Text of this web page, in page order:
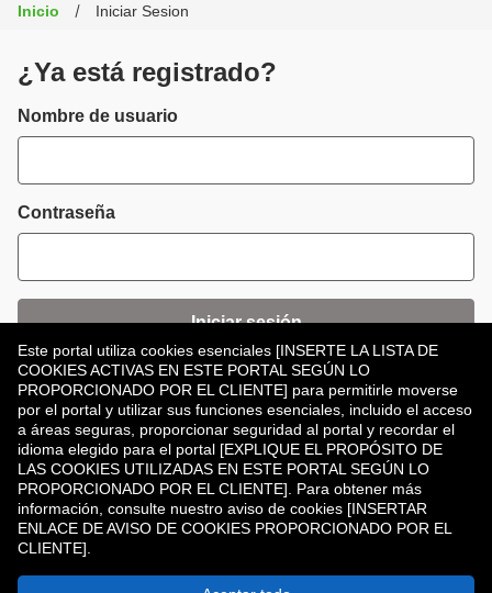
Este portal utiliza cookies esenciales [INSERTE LA LISTA DE
COOKIES ACTIVAS EN ESTE PORTAL SEGÚN LO
PROPORCIONADO POR EL CLIENTE] para permitirle moverse
por el portal y utilizar sus funciones esenciales, incluido el acceso
a áreas seguras, proporcionar seguridad al portal y recordar el
idioma elegido para el portal [EXPLIQUE EL PROPÓSITO DE
LAS COOKIES UTILIZADAS EN ESTE PORTAL SEGÚN LO
PROPORCIONADO POR EL CLIENTE]. Para obtener más
información, consulte nuestro aviso de cookies [INSERTAR
ENLACE DE AVISO DE COOKIES PROPORCIONADO POR EL
CLIENTE].
Inicio Iniciar Sesion
¿Ya está registrado?
Inicio de sesión
Nombre de usuario
Contraseña
Iniciar sesión
¿Has olvidado tu contraseña?
¿No tiene una cuenta?Registrar